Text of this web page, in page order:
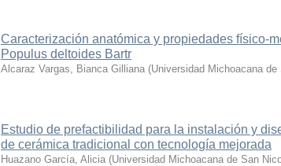
Caracterización anatómica y propiedades físico-
Populus deltoides Bartr
Alcaraz Vargas, Bianca Gilliana (Universidad Michoacana
Estudio de prefactibilidad para la instalación y
de cerámica tradicional con tecnología mejorada
Huazano García, Alicia (Universidad Michoacana de San